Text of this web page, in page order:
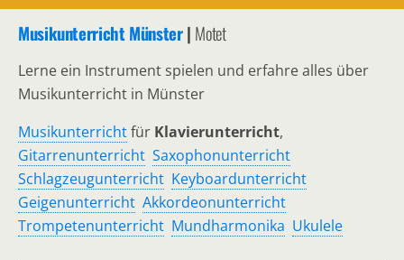
Musikunterricht Münster| Motet
Lerne ein Instrument spielen und erfahre alles über
Musikunterricht in Münster
Musikunterrichtfür Klavierunterricht,
Gitarrenunterricht Saxophonunterricht
Schlagzeugunterricht Keyboardunterricht
Geigenunterricht Akkordeonunterricht
Trompetenunterricht Mundharmonika Ukulele